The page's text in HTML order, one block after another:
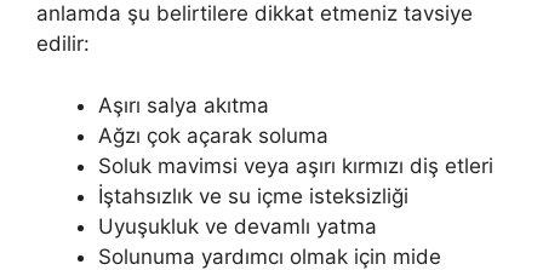
anlamda şu belirtilere dikkat etmeniz tavsiye
edilir:
Aşırı salya akıtma
Ağzı çok açarak soluma
Soluk mavimsi veya aşırı kırmızı diş etleri
İştahsızlık ve su içme isteksizliği
Uyuşukluk ve devamlı yatma
Solunuma yardımcı olmak için mide